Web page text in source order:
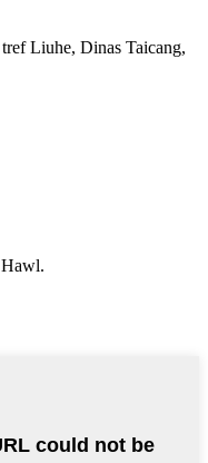
Liuhe, Dinas Taicang,